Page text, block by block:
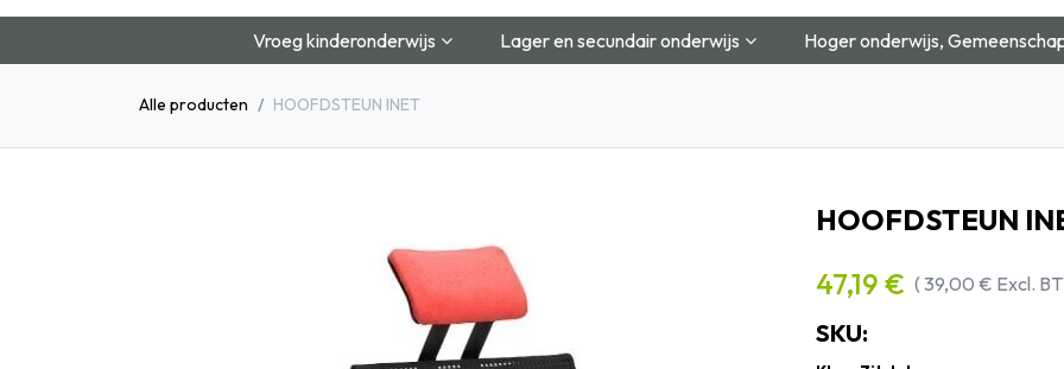
Vroeg kinderonderwijs Lager en secundair onderwijs Hoger onderwijs,
Alle producten HOOFDSTEUN INET
HOOFDSTEUN
47,19 € (39,00 € Excl.
SKU: